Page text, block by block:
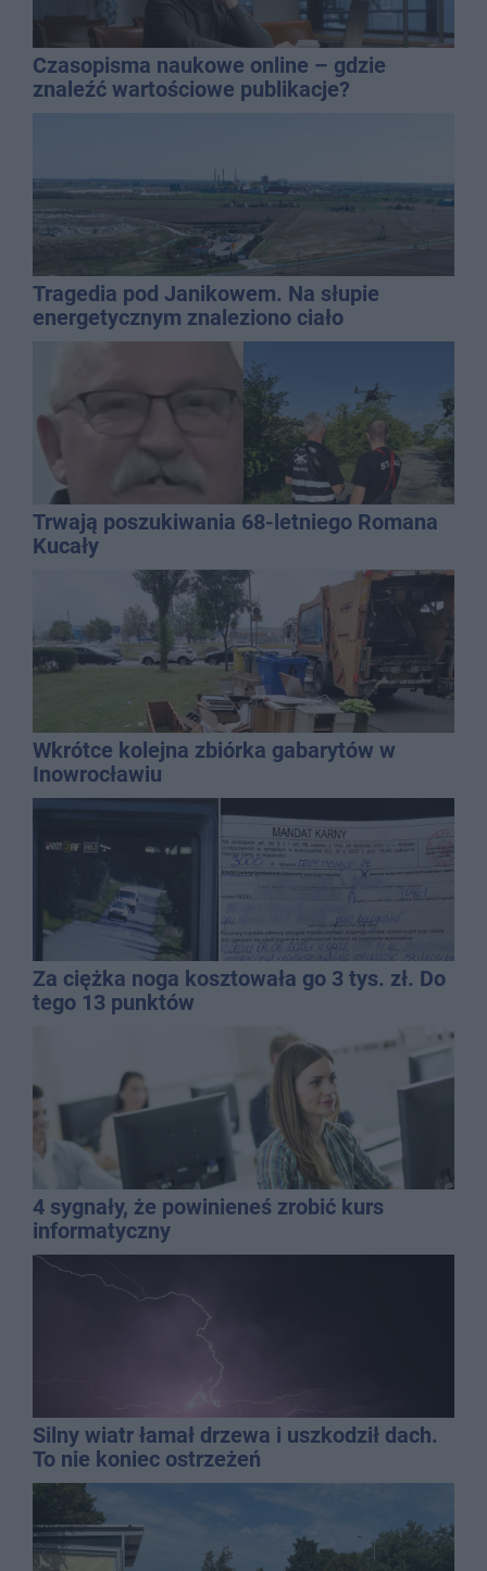
Czasopisma naukowe online – gdzie
znaleźć wartościowe publikacje?
Tragedia pod Janikowem. Na słupie
energetycznym znaleziono ciało
mężczyzny
Trwają poszukiwania 68-letniego Romana
Kucały
Wkrótce kolejna zbiórka gabarytów w
Inowrocławiu
Za ciężka noga kosztowała go 3 tys. zł. Do
tego 13 punktów
4 sygnały, że powinieneś zrobić kurs
informatyczny
Silny wiatr łamał drzewa i uszkodził dach.
To nie koniec ostrzeżeń